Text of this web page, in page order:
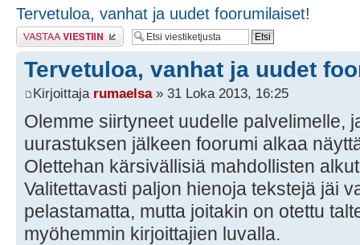
Tervetuloa, vanhat ja uudet foorumilaiset!
Lähetä vastaus
Tervetuloa, vanhat ja uudet
Kirjoittaja rumaelsa» 31 Loka 2013, 16:25
Olemme siirtyneet uudelle palvelimelle,
uurastuksen jälkeen foorumi alkaa
Olettehan kärsivällisiä mahdollisten
Valitettavasti paljon hienoja tekstejä jäi
pelastamatta, mutta joitakin on otettu
myöhemmin kirjoittajien luvalla.